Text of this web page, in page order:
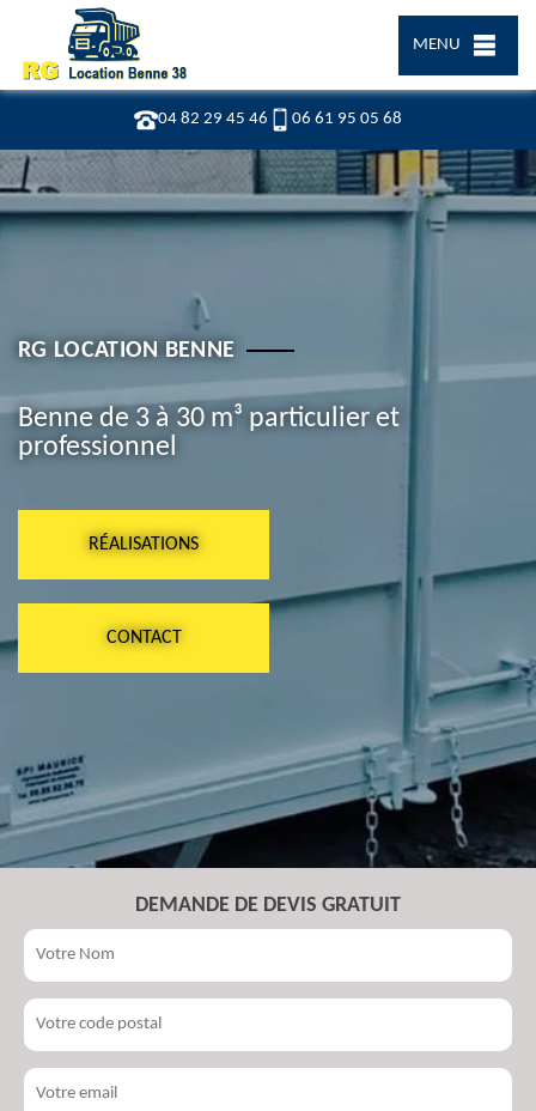
04 82 29 45 46 06 61 95 05 68
MENU
RG LOCATION BENNE
Benne de 3 à 30 m³ particulier et
professionnel
RÉALISATIONS
CONTACT
DEMANDE DE DEVIS GRATUIT